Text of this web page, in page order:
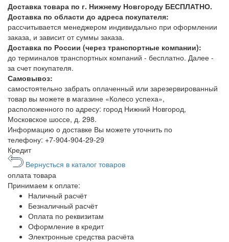
Доставка товара по г. Нижнему Новгороду БЕСПЛАТНО.
Доставка по области до адреса покупателя:
рассчитывается менеджером индивидально при оформлении
заказа, и зависит от суммы заказа.
Доставка по России (через транспортные компании):
до терминалов транспортных компаний - бесплатно. Далее -
за счет покупателя.
Самовывоз:
самостоятельно забрать оплаченный или зарезервированный
товар вы можете в магазине «Колесо успеха»,
расположенного по адресу: город Нижний Новгород,
Московское шоссе, д. 298.
Информацию о доставке Вы можете уточнить по
телефону: +7-904-904-29-29
Кредит
Вернусться в каталог товаров
оплата товара
Принимаем к оплате:
Наличный расчёт
Безналичный расчёт
Оплата по реквизитам
Оформление в кредит
Электронные средства расчёта